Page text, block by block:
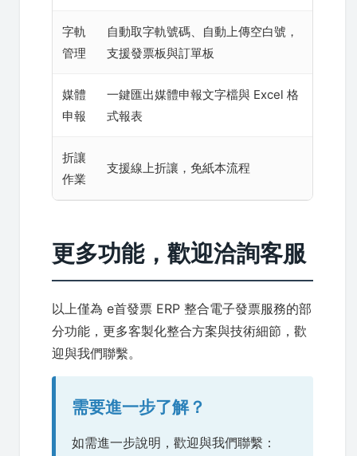
字軌
管理
自動取字軌號碼、自動上傳空白號，
支援發票板與訂單板
媒體
申報
一鍵匯出媒體申報文字檔與 Excel 格
式報表
折讓
作業
支援線上折讓，免紙本流程
更多功能，歡迎洽詢客服
以上僅為 e首發票 ERP 整合電子發票服務的部
分功能，更多客製化整合方案與技術細節，歡
迎與我們聯繫。
需要進一步了解？
如需進一步說明，歡迎與我們聯繫：